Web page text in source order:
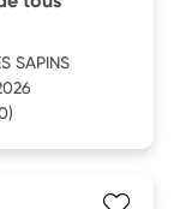
SAPINS